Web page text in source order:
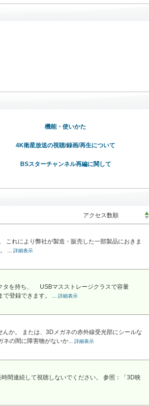
機能・使いかた
4K衛星放送の視聴/録画/再生について
BSスターチャンネル再編に関して
これにより弊社が製造・販売した一部製品におきま
... 詳細表示
タを持ち、 USBマスストレージクラスで容量
で登録できます。 ... 詳細表示
か。 または、3Dメガネの赤外線受光部にシールな
ネの間に障害物がないか... 詳細表示
間連続して視聴しないでください。 参照：「3D映